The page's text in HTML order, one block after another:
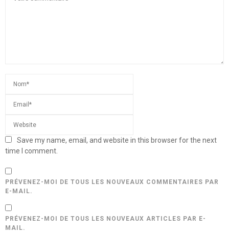
Save my name, email, and website in this browser for the next
time I comment.
PRÉVENEZ-MOI DE TOUS LES NOUVEAUX COMMENTAIRES PAR
E-MAIL.
PRÉVENEZ-MOI DE TOUS LES NOUVEAUX ARTICLES PAR E-
MAIL.